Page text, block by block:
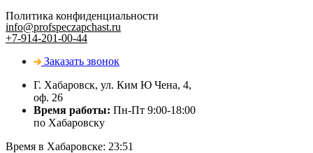
Политика конфиденциальности
info@profspeczapchast.ru
+7-914-201-00-44
Заказать звонок
Г. Хабаровск, ул. Ким Ю Чена, 4,
оф. 26
Время работы: Пн-Пт 9:00-18:00
по Хабаровску
Время в Хабаровске: 23:51